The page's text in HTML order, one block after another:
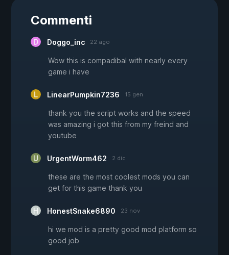
Commenti
Doggo_inc 22 ago
Wow this is compadibal with nearly every
game i have
LinearPumpkin7236 15 gen
thank you the script works and the speed
was amazing i got this from my freind and
youtube
UrgentWorm462 2 dic
these are the most coolest mods you can
get for this game thank you
HonestSnake6890 23 nov
hi we mod is a pretty good mod platform so
good job